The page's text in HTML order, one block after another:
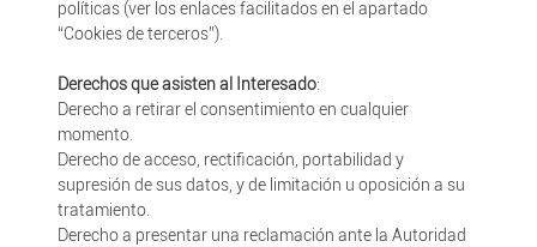
políticas (ver los enlaces facilitados en el apartado
“Cookies de terceros”).
Derechos que asisten al Interesado:
Derecho a retirar el consentimiento en cualquier
momento.
Derecho de acceso, rectificación, portabilidad y
supresión de sus datos, y de limitación u oposición a su
tratamiento.
Derecho a presentar una reclamación ante la Autoridad